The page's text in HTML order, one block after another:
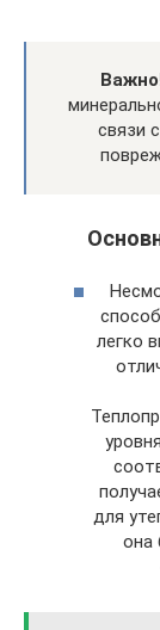
связи
легко
для
она